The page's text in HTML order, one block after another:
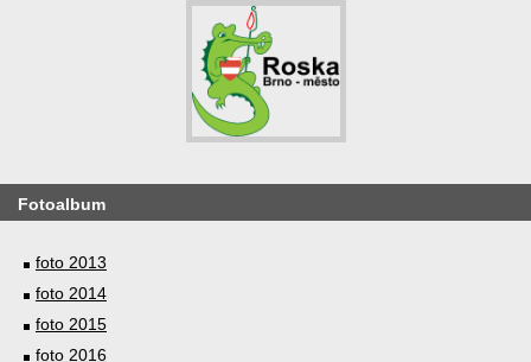
Fotoalbum
foto 2013
foto 2014
foto 2015
foto 2016